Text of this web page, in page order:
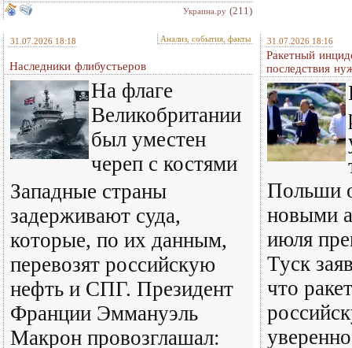
Украина.ру (211)
31.07.2026 18:18 Анализ, события, факты
Наследники флибустьеров
На флаге
Великобритании
был уместен
череп с костями
Западные страны
задерживают суда,
которые, по их данным,
перевозят российскую
нефть и СПГ. Президент
Франции Эммануэль
Макрон провозглашал:
31.07.2026 18:16
Ракетный
последствия
Польши
новыми
июля
Туск
что